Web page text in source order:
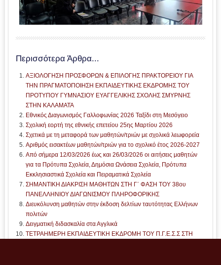
Περισσότερα Άρθρα...
ΑΞΙΟΛΟΓΗΣΗ ΠΡΟΣΦΟΡΩΝ & ΕΠΙΛΟΓΗΣ ΠΡΑΚΤΟΡΕΙΟΥ ΓΙΑ
ΤΗΝ ΠΡΑΓΜΑΤΟΠΟΙΗΣΗ ΕΚΠΑΙΔΕΥΤΙΚΗΣ ΕΚΔΡΟΜΗΣ ΤΟΥ
ΠΡΟΤΥΠΟΥ ΓΥΜΝΑΣΙΟΥ ΕΥΑΓΓΕΛΙΚΗΣ ΣΧΟΛΗΣ ΣΜΥΡΝΗΣ
ΣΤHN KAΛAMATA
Εθνικός Διαγωνισμός Γαλλοφωνίας 2026 Ταξίδι στη Μεσόγειο
Σχολική εορτή της εθνικής επετείου 25ης Μαρτίου 2026
Σχετικά με τη μεταφορά των μαθητών/τριών με σχολικά λεωφορεία
Αριθμός εισακτέων μαθητών/τριών για το σχολικό έτος 2026-2027
Από σήμερα 12/03/2026 έως και 26/03/2026 οι αιτήσεις μαθητών
για τα Πρότυπα Σχολεία, Δημόσια Ωνάσεια Σχολεία, Πρότυπα
Εκκλησιαστικά Σχολεία και Πειραματικά Σχολεία
ΣΗΜΑΝΤΙΚΗ ΔΙΑΚΡΙΣΗ ΜΑΘΗΤΩΝ ΣΤΗ Γ΄ ΦΑΣΗ ΤΟΥ 38ου
ΠΑΝΕΛΛΗΝΙΟΥ ΔΙΑΓΩΝΙΣΜΟΥ ΠΛΗΡΟΦΟΡΙΚΗΣ
Διευκόλυνση μαθητών στην έκδοση δελτίων ταυτότητας Ελλήνων
πολιτών
Δειγματική διδασκαλία στα Αγγλικά
ΤΕΤΡΑΗΜΕΡΗ ΕΚΠΑΙΔΕΥΤΙΚΗ ΕΚΔΡΟΜΗ ΤΟΥ Π.Γ.Ε.Σ.Σ ΣΤΗ